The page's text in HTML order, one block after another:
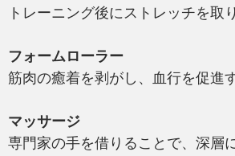
トレーニング後にストレッチを取
フォームローラー
筋肉の癒着を剥がし、血行を促進
マッサージ
専門家の手を借りることで、深層